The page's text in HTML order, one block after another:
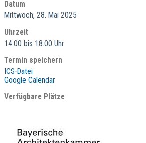
Datum
Mittwoch, 28. Mai 2025
Uhrzeit
14.00 bis 18.00 Uhr
Termin speichern
ICS-Datei
Google Calendar
Verfügbare Plätze